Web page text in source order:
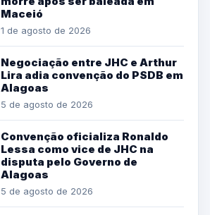
Maceió
1 de agosto de 2026
Negociação entre JHC e Arthur
Lira adia convenção do PSDB em
Alagoas
5 de agosto de 2026
Convenção oficializa Ronaldo
Lessa como vice de JHC na
disputa pelo Governo de
Alagoas
5 de agosto de 2026